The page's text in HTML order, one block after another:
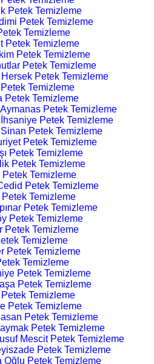
Petek Temizleme
Petek Temizleme
Temizleme
Petek Temizleme
Petek Temizleme
Petek Temizleme
Petek Temizleme
Petek Temizleme
Petek Temizleme
Petek Temizleme
Petek Temizleme
Petek Temizleme
Petek Temizleme
Petek Temizleme
Petek Temizleme
Petek Temizleme
Petek Temizleme
Petek Temizleme
Petek Temizleme
Petek Temizleme
Petek Temizleme
Temizleme
Petek Temizleme
Temizleme
Petek Temizleme
Petek Temizleme
Temizleme
Petek Temizleme
Petek Temizleme
Petek Temizleme
Mescit Petek Temizleme
Petek Temizleme
Oğlu Petek Temizleme